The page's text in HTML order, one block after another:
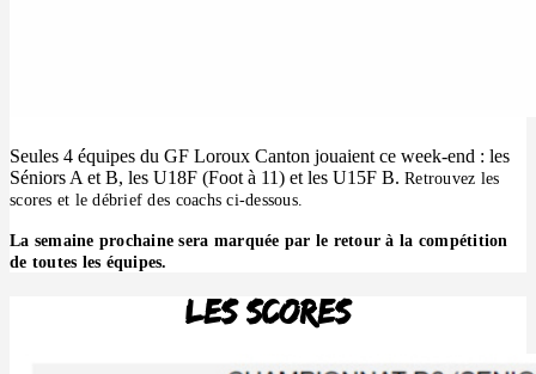
Seules 4 équipes du GF Loroux Canton jouaient ce week-end : les
Séniors A et B, les U18F (Foot à 11) et les U15F B. Retrouvez les
scores et le débrief des coachs ci-dessous.
La semaine prochaine sera marquée par le retour à la compétition
de toutes les équipes.
Les scores